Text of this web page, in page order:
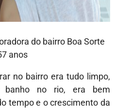
do bairro Boa Sorte
anos
no bairro era tudo limpo,
banho no rio, era bem
tempo e o crescimento da